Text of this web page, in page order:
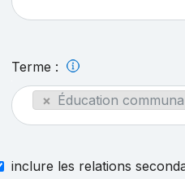
Terme :
× Éducation
inclure les relations